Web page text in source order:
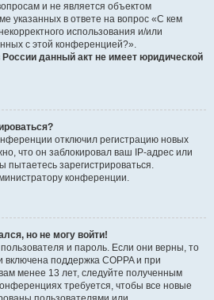
и не является объектом
указанных в ответе на вопрос «С кем
использования и/или
с этой конференцией?».
данный акт не имеет юридической
отключил регистрацию новых
что он заблокировал ваш IP-адрес или
пытаетесь зарегистрироваться.
конференции.
но не могу войти!
и пароль. Если они верны, то
поддержка COPPA и при
менее 13 лет, следуйте полученным
требуется, чтобы все новые